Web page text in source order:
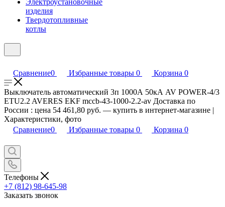
Электроустановочные
изделия
Твердотопливные
котлы
Сравнение0 Избранные товары 0 Корзина 0
Выключатель автоматический 3п 1000А 50кА AV POWER-4/3
ETU2.2 AVERES EKF mccb-43-1000-2.2-av Доставка по
России : цена 54 461,80 руб. — купить в интернет-магазине |
Характеристики, фото
Сравнение0 Избранные товары 0 Корзина 0
Телефоны
+7 (812) 98-645-98
Заказать звонок